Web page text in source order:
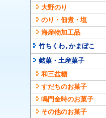
大野のり
のり・佃煮・塩
海産物加工品
竹ちくわ,かまぼこ
銘菓・土産菓子
和三盆糖
すだちのお菓子
鳴門金時のお菓子
その他のお菓子